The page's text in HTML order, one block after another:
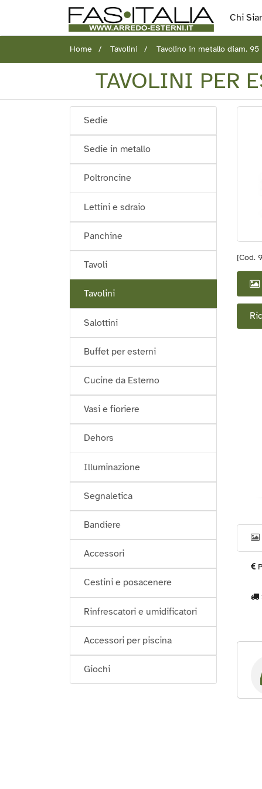
Chi
Home Tavolini Tavolino in metallo diam. 95
TAVOLINI PER
Sedie
Sedie in metallo
Poltroncine
Lettini e sdraio
Panchine
Tavoli
Tavolini
Salottini
Buffet per esterni
Cucine da Esterno
Vasi e fioriere
Dehors
Illuminazione
Segnaletica
Bandiere
Accessori
Cestini e posacenere
Rinfrescatori e umidificatori
Accessori per piscina
Giochi
[Cod.